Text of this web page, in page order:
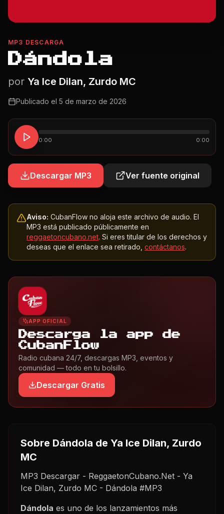
MP3 DESCARGA
Dándola
por Ya Ice Dilan, Zurdo MC
Publicado el 5 de marzo de 2026
0:00 0:00
Descargar MP3 Ver fuente original
Aviso: CubanFlow no aloja este archivo de audio. El
MP3 está publicado públicamente en
reggaetoncubano.net. Si eres titular de los derechos y
deseas que el enlace sea retirado, contáctanos.
APP OFICIAL
Descarga la app de
CubanFlow
Radio cubana 24/7, descargas MP3, eventos y
comunidad — todo en tu bolsillo.
Descargar Gratis
Sobre Dándola de Ya Ice Dilan, Zurdo
MC
MP3 Descargar - ReggaetonCubano.Net - Ya
Ice Dilan, Zurdo MC - Dándola #MP3
Dándola es uno de los lanzamientos más